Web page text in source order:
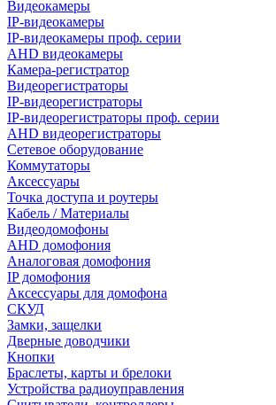
Видеокамеры
IP-видеокамеры
IP-видеокамеры проф. серии
AHD видеокамеры
Камера-регистратор
Видеорегистраторы
IP-видеорегистраторы
IP-видеорегистраторы проф. серии
AHD видеорегистраторы
Сетевое оборудование
Коммутаторы
Аксессуары
Точка доступа и роутеры
Кабель / Материалы
Видеодомофоны
AHD домофония
Аналоговая домофония
IP домофония
Аксессуары для домофона
СКУД
Замки, защелки
Дверные доводчики
Кнопки
Браслеты, карты и брелоки
Устройства радиоуправления